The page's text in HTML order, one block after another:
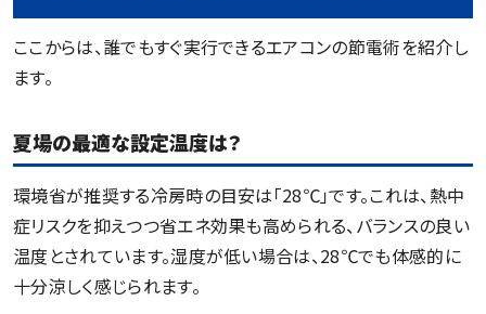
ここからは、誰でもすぐ実行できるエアコンの節電術を紹介し
ます。
夏場の最適な設定温度は？
環境省が推奨する冷房時の目安は「28℃」です。これは、熱中
症リスクを抑えつつ省エネ効果も高められる、バランスの良い
温度とされています。湿度が低い場合は、28℃でも体感的に
十分涼しく感じられます。